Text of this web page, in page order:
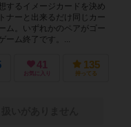
するイメージカードを決め
ナーと出来るだけ同じカー
ム。いずれかのペアがゴー
ーム終了です。...
41
お気に入り
135
持ってる